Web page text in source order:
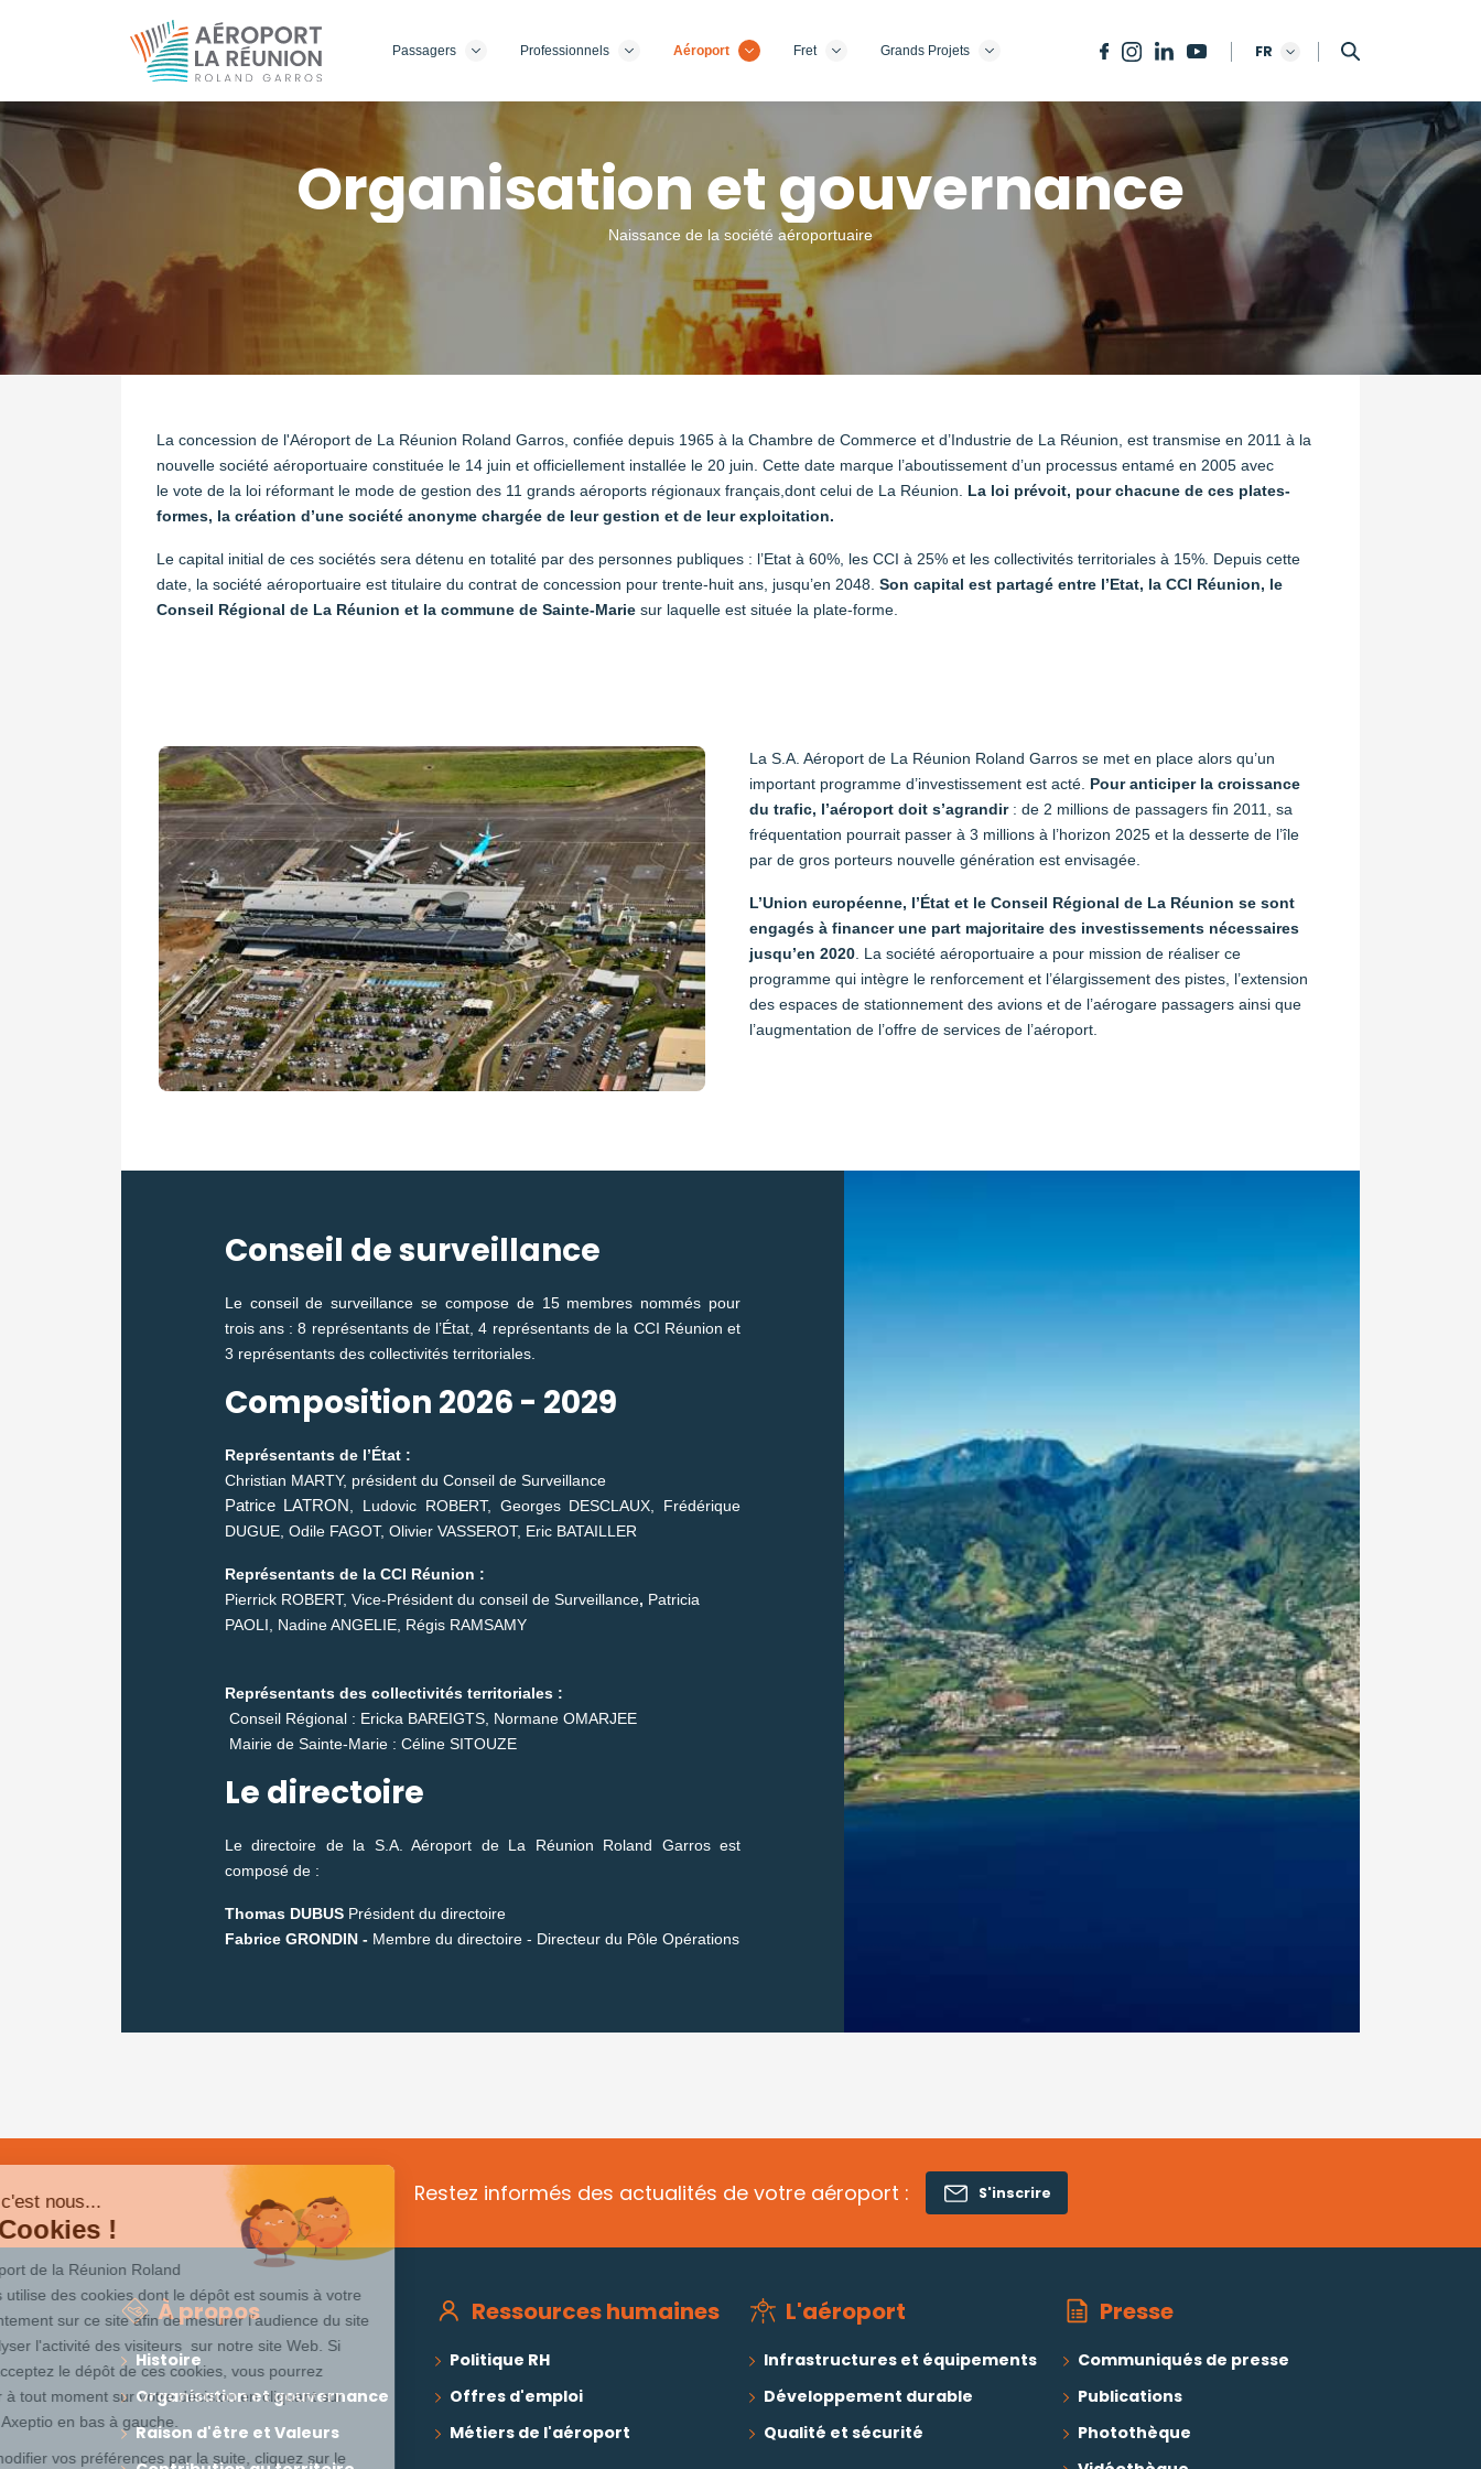
Salut c'est nous...
les Cookies !
L’Aéroport de la Réunion Roland
Garros utilise des cookies dont le dépôt est soumis à votre
consentement sur ce site afin de mesurer l’audience du site
et analyser l'activité des visiteurs sur notre site Web. Si
vous acceptez le dépôt de ces cookies, vous pourrez
revenir à tout moment sur votre décision en cliquant sur
l’icône Axeptio en bas à gauche.
Pour modifier vos préférences par la suite, cliquez sur le
Passagers Professionnels Aéroport Fret Grands Projets FR
Organisation et gouvernance
Naissance de la société aéroportuaire
La concession de l'Aéroport de La Réunion Roland Garros, confiée depuis 1965 à la Chambre de Commerce et d’Industrie de La Réunion, est transmise en 2011 à la
nouvelle société aéroportuaire constituée le 14 juin et officiellement installée le 20 juin. Cette date marque l’aboutissement d’un processus entamé en 2005 avec
le vote de la loi réformant le mode de gestion des 11 grands aéroports régionaux français,dont celui de La Réunion. La loi prévoit, pour chacune de ces plates-
formes, la création d’une société anonyme chargée de leur gestion et de leur exploitation.
Le capital initial de ces sociétés sera détenu en totalité par des personnes publiques : l’Etat à 60%, les CCI à 25% et les collectivités territoriales à 15%. Depuis cette
date, la société aéroportuaire est titulaire du contrat de concession pour trente-huit ans, jusqu’en 2048.Son capital est partagé entre l’Etat, la CCI Réunion, le
Conseil Régional de La Réunion et la commune de Sainte-Marie sur laquelle est située la plate-forme.
La S.A. Aéroport de La Réunion Roland Garros se met en place alors qu’un
important programme d’investissement est acté. Pour anticiper la croissance
du trafic, l’aéroport doit s’agrandir: de 2 millions de passagers fin 2011, sa
fréquentation pourrait passer à 3 millions à l’horizon 2025 et la desserte de l’île
par de gros porteurs nouvelle génération est envisagée.
L’Union européenne, l’État et le Conseil Régional de La Réunion se sont
engagés à financer une part majoritaire des investissements nécessaires
jusqu’en 2020 . La société aéroportuaire a pour mission de réaliser ce
programme qui intègre le renforcement et l’élargissement des pistes, l’extension
des espaces de stationnement des avions et de l’aérogare passagers ainsi que
l’augmentation de l’offre de services de l’aéroport.
Conseil de surveillance
Le conseil de surveillance se compose de 15 membres nommés pour
trois ans : 8 représentants de l’État, 4 représentants de la CCI Réunion et
3 représentants des collectivités territoriales.
Composition 2026 - 2029
Représentants de l’État :
Christian MARTY, président du Conseil de Surveillance
Patrice LATRON, Ludovic ROBERT, Georges DESCLAUX, Frédérique
DUGUE, Odile FAGOT, Olivier VASSEROT, Eric BATAILLER
Représentants de la CCI Réunion :
Pierrick ROBERT, Vice-Président du conseil de Surveillance, Patricia
PAOLI, Nadine ANGELIE, Régis RAMSAMY
Représentants des collectivités territoriales :
Conseil Régional : Ericka BAREIGTS, Normane OMARJEE
Mairie de Sainte-Marie : Céline SITOUZE
Le directoire
Le directoire de la S.A. Aéroport de La Réunion Roland Garros est
composé de :
Thomas DUBUSPrésident du directoire
Fabrice GRONDIN - Membre du directoire - Directeur du Pôle Opérations
Restez informés des actualités de votre aéroport : S'inscrire
À propos
Histoire
Organisation et gouvernance
Raison d'être et Valeurs
Ressources humaines
Politique RH
Offres d'emploi
Métiers de l'aéroport
L'aéroport
Infrastructures et équipements
Développement durable
Qualité et sécurité
Presse
Communiqués de presse
Publications
Photothèque